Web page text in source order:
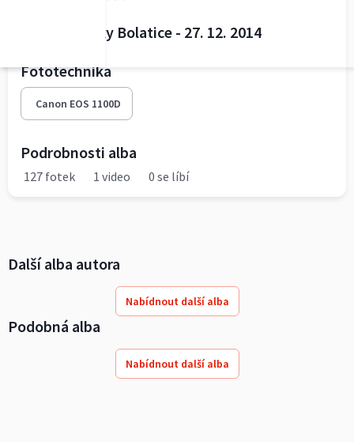
MS Křeménky Bolatice - 27. 12. 2014
Fototechnika
Canon EOS 1100D
Podrobnosti alba
127 fotek 1 video 0 se líbí
Další alba autora
Nabídnout další alba
Podobná alba
Nabídnout další alba